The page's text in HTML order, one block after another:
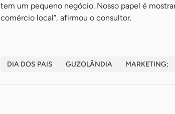
tem um pequeno negócio. Nosso papel é
comércio local”, afirmou o consultor.
DIA DOS PAIS GUZOLÂNDIA MARKETING;